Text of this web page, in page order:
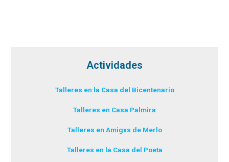
Actividades
Talleres en la Casa del Bicentenario
Talleres en Casa Palmira
Talleres en Amigxs de Merlo
Talleres en la Casa del Poeta